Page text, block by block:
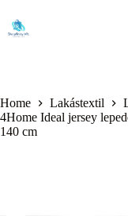
content
Home Lakástextil
4Home Ideal jersey
140 cm